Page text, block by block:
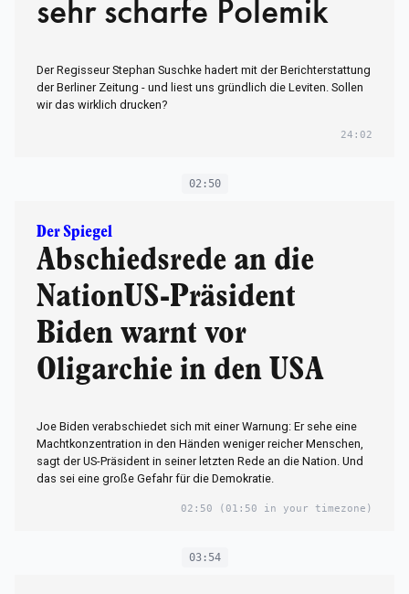
sehr scharfe Polemik
Der Regisseur Stephan Suschke hadert mit der Berichterstattung
der Berliner Zeitung - und liest uns gründlich die Leviten. Sollen
wir das wirklich drucken?
24:02
02:50
Der Spiegel
Abschiedsrede an die
NationUS-Präsident
Biden warnt vor
Oligarchie in den USA
Joe Biden verabschiedet sich mit einer Warnung: Er sehe eine
Machtkonzentration in den Händen weniger reicher Menschen,
sagt der US-Präsident in seiner letzten Rede an die Nation. Und
das sei eine große Gefahr für die Demokratie.
02:50 (01:50 in your timezone)
03:54